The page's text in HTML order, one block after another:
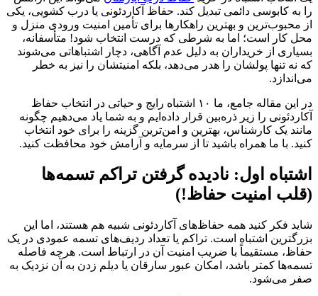
را به کابوسی دائمی تبدیل کند. حفاظ آکاردئونی یا درب کشویی، یکی
از محبوب‌ترین و بهترین راهکارها برای تأمین امنیت ورودی منزل و
محل کار است؛ اما به شرطی که درست انتخاب شود! متأسفانه،
بسیاری از خریداران به دلیل عدم آگاهی، دچار اشتباهاتی می‌شوند
که نه تنها پولشان را هدر می‌دهد، بلکه امنیتشان را نیز به خطر
می‌اندازد.
در این مقاله جامع، ما ۱۰ اشتباه رایج و حیاتی در انتخاب حفاظ
آکاردئونی را زیر ذره‌بین قرار داده‌ایم و به شما یاد می‌دهیم چگونه
مانند یک کارشناس، بهترین و امن‌ترین گزینه را برای خود انتخاب
کنید. با ما همراه باشید تا از سرمایه و آرامش خود محافظت کنید.
اشتباه اول: نادیده گرفتن تراکم تسمه‌ها
(قلب امنیت حفاظ!)
شاید فکر کنید همه حفاظ‌های آکاردئونی شبیه هم هستند، اما این
بزرگترین اشتباه است. تراکم یا تعداد ردیف‌های تسمه عمودی در یک
حفاظ، مستقیماً با ضریب امنیت آن در ارتباط است. هرچه فاصله
تسمه‌ها کمتر باشد، امکان عبور سارقان یا دیلم زدن به آن نزدیک به
صفر می‌شود.